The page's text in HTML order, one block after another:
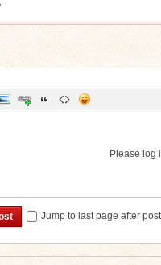
Please log
Jump to last page after